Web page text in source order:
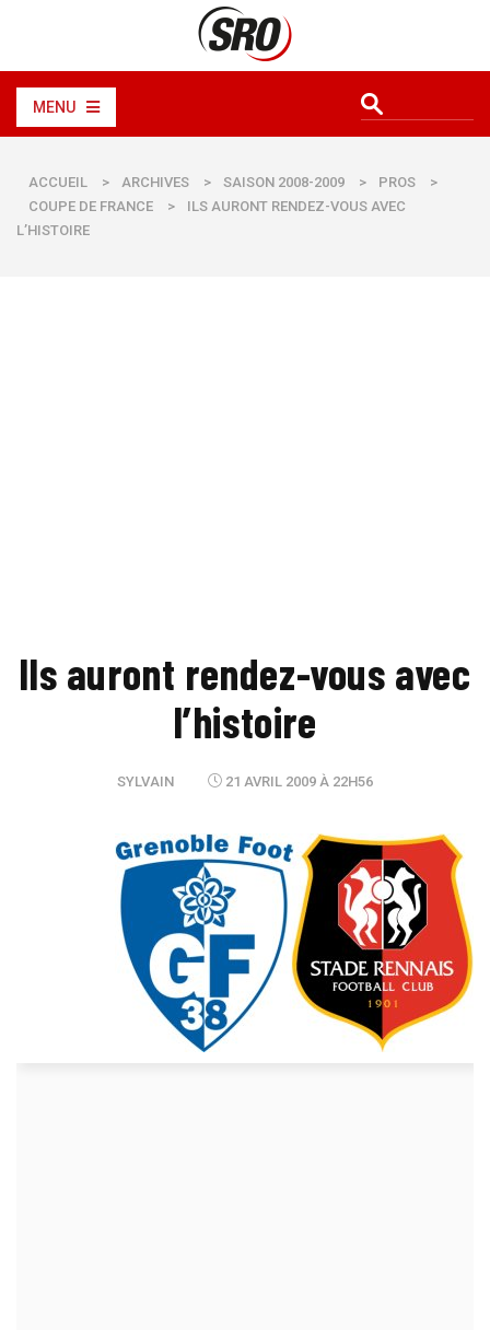
MENU
ACCUEIL > ARCHIVES > SAISON 2008-2009 > PROS
>
COUPE DE FRANCE
>
ILS AURONT RENDEZ-VOUS AVEC
L’HISTOIRE
Ils auront rendez-vous avec
l’histoire
SYLVAIN 21 AVRIL 2009 À 22H56